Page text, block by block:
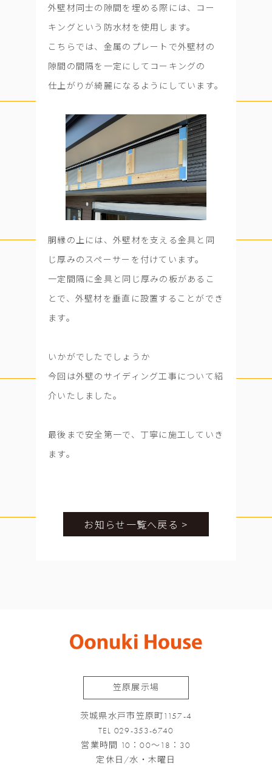
外壁材同士の隙間を埋める際には、コー
キングという防水材を使用します。
こちらでは、金属のプレートで外壁材の
隙間の間隔を一定にしてコーキングの
仕上がりが綺麗になるようにしています。
胴縁の上には、外壁材を支える金具と同
じ厚みのスペーサーを付けています。
一定間隔に金具と同じ厚みの板があるこ
とで、外壁材を垂直に設置することができ
ます。
いかがでしたでしょうか
今回は外壁のサイディング工事について紹
介いたしました。
最後まで安全第一で、丁寧に施工していき
ます。
お知らせ一覧へ戻る >
笠原展示場
茨城県水戸市笠原町1157-4
TEL 029-353-6740
営業時間 10：00～18：30
定休日/水・木曜日